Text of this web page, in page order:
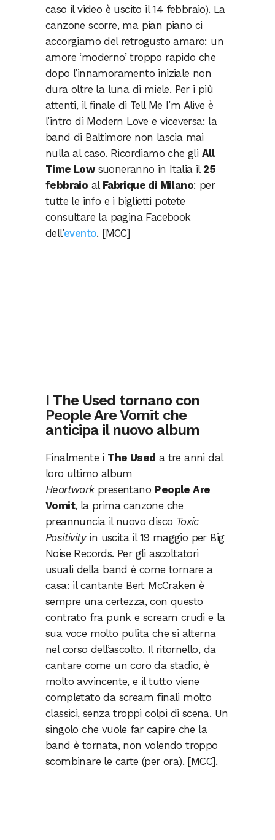
caso il video è uscito il 14 febbraio). La
canzone scorre, ma pian piano ci
accorgiamo del retrogusto amaro: un
amore ‘moderno’ troppo rapido che
dopo l’innamoramento iniziale non
dura oltre la luna di miele. Per i più
attenti, il finale di Tell Me I’m Alive è
l’intro di Modern Love e viceversa: la
band di Baltimore non lascia mai
nulla al caso. Ricordiamo che gli All
Time Lowsuoneranno in Italia il 25
febbraio al Fabrique di Milano: per
tutte le info e i biglietti potete
consultare la pagina Facebook
dell’evento. [MCC]
I The Used tornano con
People Are Vomit che
anticipa il nuovo album
Finalmente i The Used a tre anni dal
loro ultimo album
Heartworkpresentano People Are
Vomit, la prima canzone che
preannuncia il nuovo disco Toxic
Positivity in uscita il 19 maggio per Big
Noise Records. Per gli ascoltatori
usuali della band è come tornare a
casa: il cantante Bert McCraken è
sempre una certezza, con questo
contrato fra punk e scream crudi e la
sua voce molto pulita che si alterna
nel corso dell’ascolto. Il ritornello, da
cantare come un coro da stadio, è
molto avvincente, e il tutto viene
completato da scream finali molto
classici, senza troppi colpi di scena. Un
singolo che vuole far capire che la
band è tornata, non volendo troppo
scombinare le carte (per ora). [MCC].